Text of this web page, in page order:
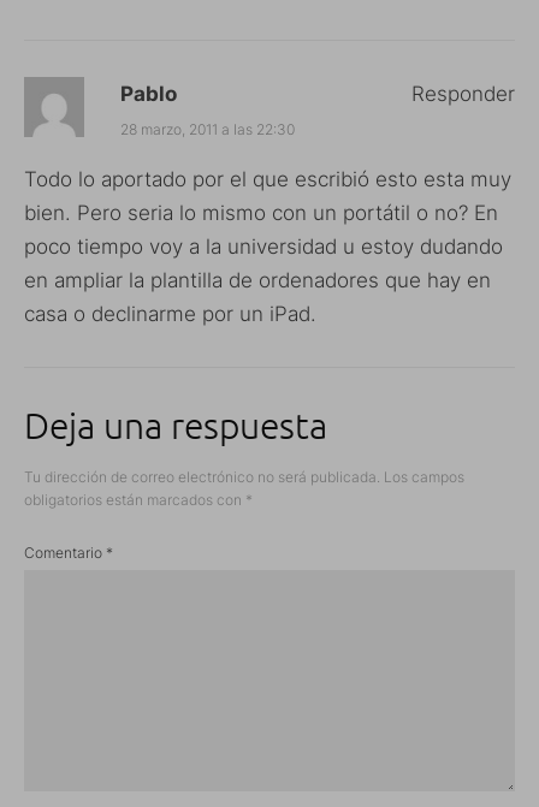
Pablo
28 marzo, 2011 a las 22:30
Todo lo aportado por el que escribió esto esta muy
bien. Pero seria lo mismo con un portátil o no? En
poco tiempo voy a la universidad u estoy dudando
en ampliar la plantilla de ordenadores que hay en
casa o declinarme por un iPad.
Responder
Deja una respuesta
Tu dirección de correo electrónico no será publicada. Los campos
obligatorios están marcados con *
Comentario *